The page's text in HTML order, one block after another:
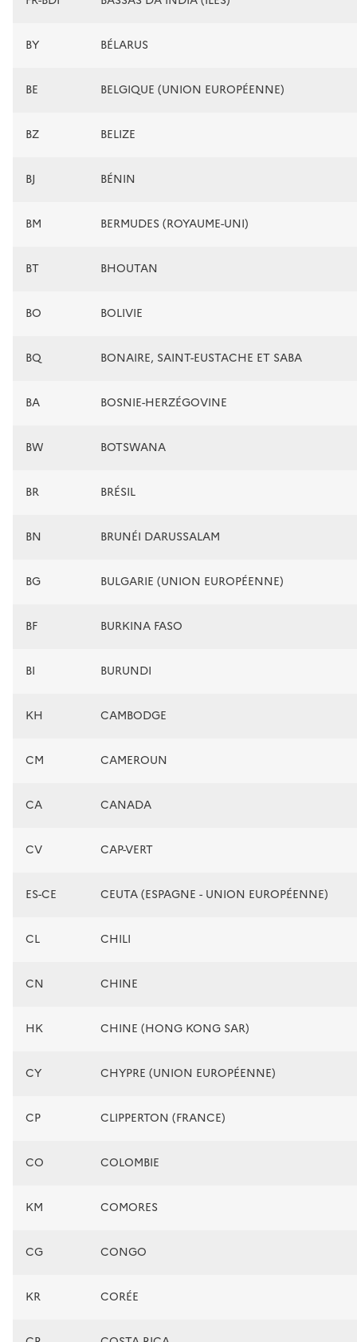
BY BÉLARUS
BE BELGIQUE (UNION EUROPÉENNE)
BZ BELIZE
BJ BÉNIN
BM BERMUDES (ROYAUME-UNI)
BT BHOUTAN
BO BOLIVIE
BQ BONAIRE, SAINT-EUSTACHE ET SABA
BA BOSNIE-HERZÉGOVINE
BW BOTSWANA
BR BRÉSIL
BN BRUNÉI DARUSSALAM
BG BULGARIE (UNION EUROPÉENNE)
BF BURKINA FASO
BI BURUNDI
KH CAMBODGE
CM CAMEROUN
CA CANADA
CV CAP-VERT
ES-CE CEUTA (ESPAGNE - UNION EUROPÉENNE)
CL CHILI
CN CHINE
HK CHINE (HONG KONG SAR)
CY CHYPRE (UNION EUROPÉENNE)
CP CLIPPERTON (FRANCE)
CO COLOMBIE
KM COMORES
CG CONGO
KR CORÉE